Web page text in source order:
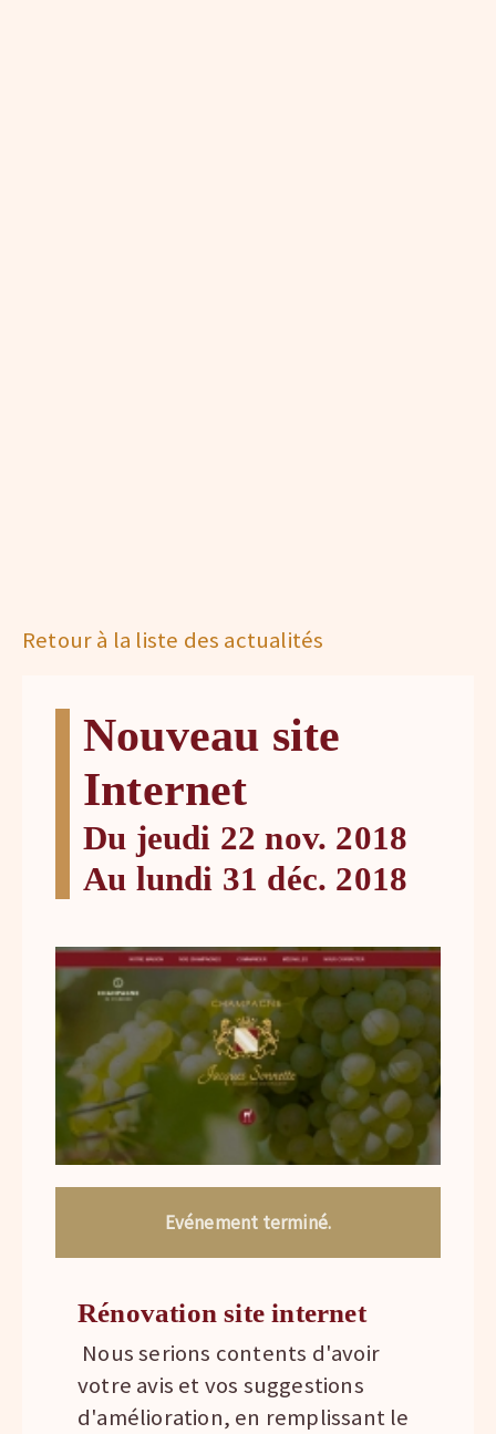
Retour à la liste des actualités
Nouveau site
Internet
Du jeudi 22 nov. 2018
Au lundi 31 déc. 2018
Evénement terminé.
Rénovation site internet
Nous serions contents d'avoir
votre avis et vos suggestions
d'amélioration, en remplissant le